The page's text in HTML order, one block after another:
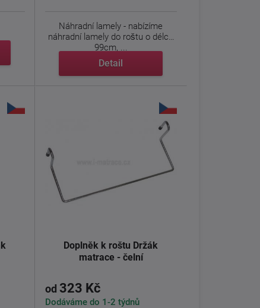
Náhradní lamely - nabízíme
náhradní lamely do roštu o délce
99cm, ...
Detail
Doplněk k roštu Držák
matrace - čelní
od 323 Kč
Dodáváme do 1-2 týdnů